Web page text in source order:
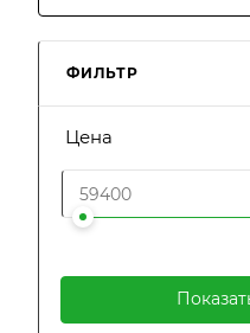
ФИЛЬТР
Цена